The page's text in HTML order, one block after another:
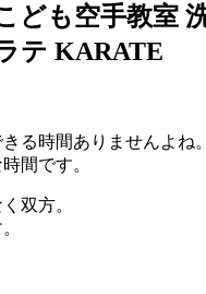
ども空手教室
テ KARATE
る時間ありませんよね。
間です。
双方。